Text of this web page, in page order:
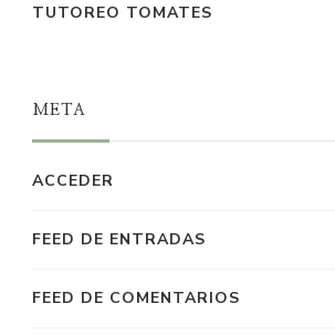
TUTOREO TOMATES
META
ACCEDER
FEED DE ENTRADAS
FEED DE COMENTARIOS